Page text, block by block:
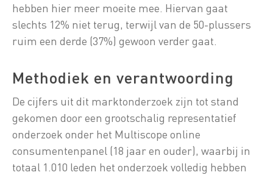
hebben hier meer moeite mee. Hiervan gaat
slechts 12% niet terug, terwijl van de 50-plussers
ruim een derde (37%) gewoon verder gaat.
Methodiek en verantwoording
De cijfers uit dit marktonderzoek zijn tot stand
gekomen door een grootschalig representatief
onderzoek onder het Multiscope online
consumentenpanel (18 jaar en ouder), waarbij in
totaal 1.010 leden het onderzoek volledig hebben